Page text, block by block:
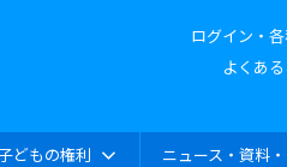
ログイン・
よくあ
どもの権利 ニュース・資料